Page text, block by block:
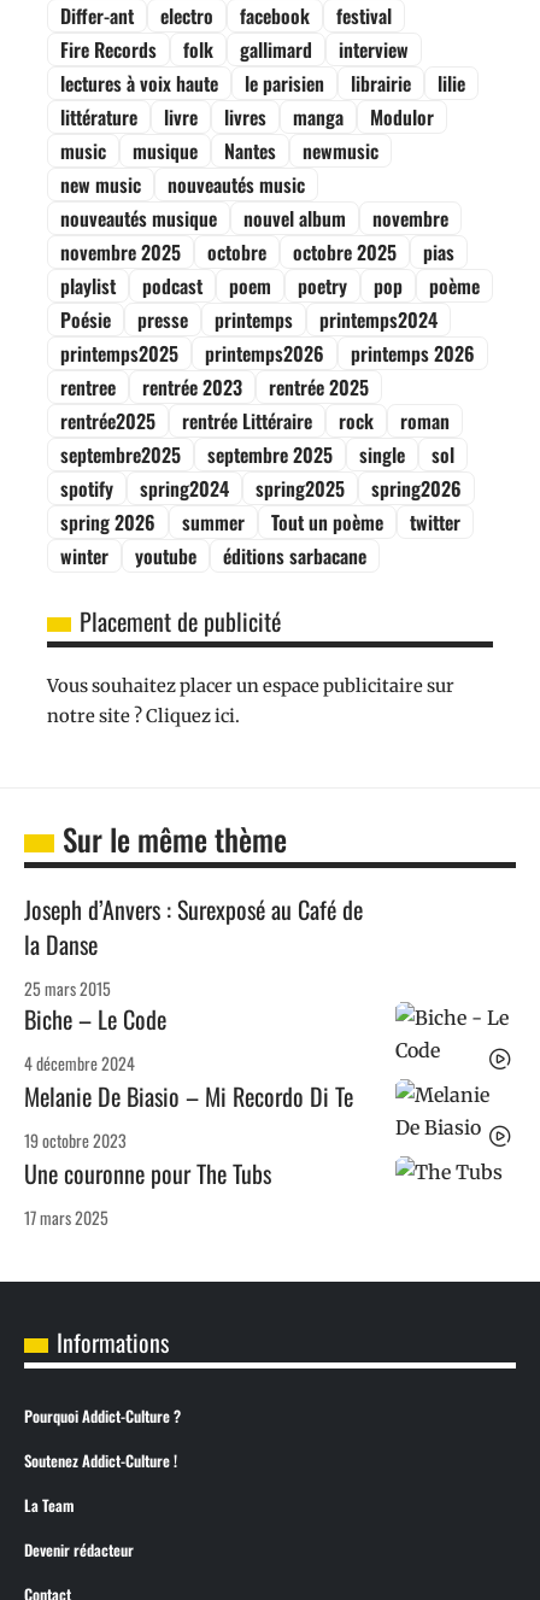
Differ-ant
electro facebook
festival
Fire Records
folk gallimard
interview
lectures à voix haute
le parisien librairie
lilie
littérature
livre livres manga
Modulor
music
musique Nantes
newmusic
new music
nouveautés music
nouveautés musique
nouvel album
novembre
novembre 2025
octobre octobre 2025
pias
playlist
podcast poem poetry pop
poème
Poésie
presse printemps
printemps2024
printemps2025
printemps2026
printemps 2026
rentree
rentrée 2023
rentrée 2025
rentrée2025
rentrée Littéraire rock
roman
septembre2025
septembre 2025 single
sol
spotify
spring2024 spring2025
spring2026
spring 2026
summer Tout un poème
twitter
winter
youtube éditions sarbacane
Placement de publicité
Vous souhaitez placer un espace publicitaire sur
notre site ? Cliquez ici.
Sur le même thème
Joseph d’Anvers : Surexposé au Café de
la Danse
25 mars 2015
Biche – Le Code
4 décembre 2024
Melanie De Biasio – Mi Recordo Di Te
19 octobre 2023
Une couronne pour The Tubs
17 mars 2025
Informations
Pourquoi Addict-Culture ?
Soutenez Addict-Culture !
La Team
Devenir rédacteur
Contact